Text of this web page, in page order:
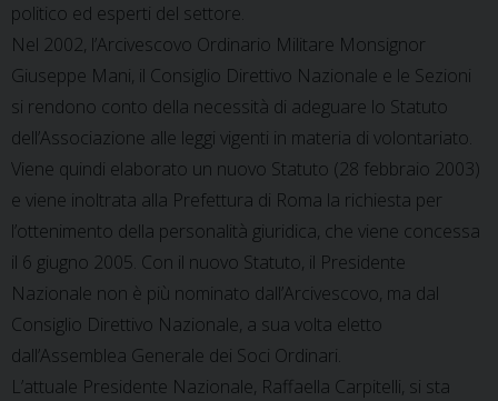
politico ed esperti del settore.
Nel 2002, l’Arcivescovo Ordinario Militare Monsignor
Giuseppe Mani, il Consiglio Direttivo Nazionale e le Sezioni
si rendono conto della necessità di adeguare lo Statuto
dell’Associazione alle leggi vigenti in materia di volontariato.
Viene quindi elaborato un nuovo Statuto (28 febbraio 2003)
e viene inoltrata alla Prefettura di Roma la richiesta per
l’ottenimento della personalità giuridica, che viene concessa
il 6 giugno 2005. Con il nuovo Statuto, il Presidente
Nazionale non è più nominato dall’Arcivescovo, ma dal
Consiglio Direttivo Nazionale, a sua volta eletto
dall’Assemblea Generale dei Soci Ordinari.
L’attuale Presidente Nazionale, Raffaella Carpitelli, si sta